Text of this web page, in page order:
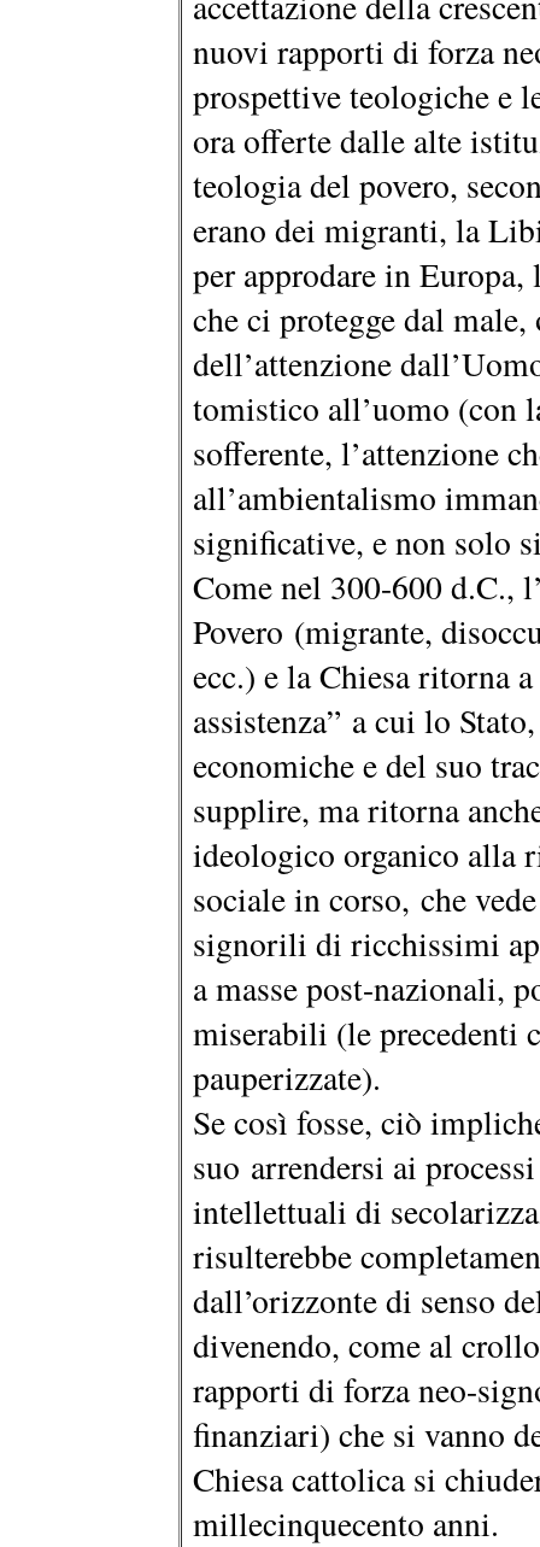
nuovi rapporti di forza
prospettive teologiche e
ora offerte dalle alte
teologia del povero,
erano dei migranti, la
per approdare in Europa,
che ci protegge dal
dell’attenzione
tomistico all’uomo (con
sofferente, l’attenzione
all’ambientalismo
significative, e non solo
Come nel 300-600 d.C.,
Povero (migrante,
ecc.) e la Chiesa ritorna
assistenza” a cui lo
economiche e del suo
supplire, ma ritorna
ideologico organico alla
sociale in corso, che
signorili di ricchissimi
a masse post-nazionali,
miserabili (le precedenti
pauperizzate).
Se così fosse, ciò
suo arrendersi ai
intellettuali di
risulterebbe
dall’orizzonte di senso
divenendo, come al
rapporti di forza neo-
finanziari) che si vanno
Chiesa cattolica si
millecinquecento anni.